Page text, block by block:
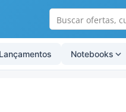
Lançamentos Notebooks